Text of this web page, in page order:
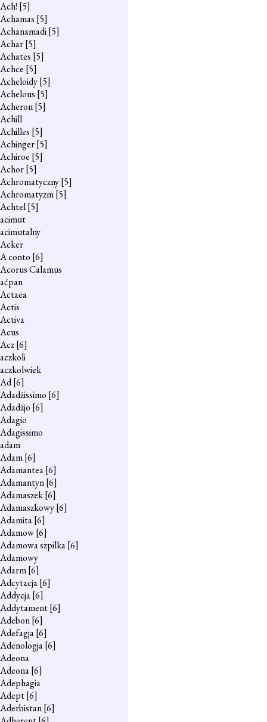
Ach! [5]
Achamas [5]
Achanamadi[5]
Achar[5]
Achates [5]
Achce [5]
Acheloidy[5]
Achelous [5]
Acheron[5]
Achill
Achilles [5]
Achinger[5]
Achiroe [5]
Achor[5]
Achromatyczny[5]
Achromatyzm[5]
Achtel[5]
acimut
acimutalny
Acker
A conto [6]
Acorus Calamus
aćpan
Actaea
Actis
Activa
Acus
Acz[6]
aczkoli
aczkolwiek
Ad[6]
Adadżissimo [6]
Adadżjo [6]
Adagio
Adagissimo
adam
Adam[6]
Adamantea[6]
Adamantyn[6]
Adamaszek[6]
Adamaszkowy[6]
Adamita[6]
Adamow[6]
Adamowa szpilka[6]
Adamowy
Adarm[6]
Adcytacja[6]
Addycja[6]
Addytament[6]
Adebon[6]
Adefagja[6]
Adenologja[6]
Adeona
Adeona[6]
Adephagia
Adept[6]
Aderbistan[6]